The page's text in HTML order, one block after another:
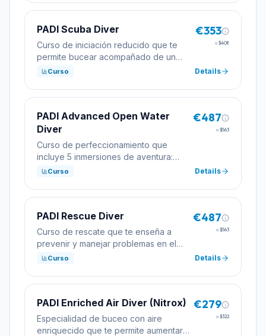
PADI Scuba Diver
Curso de iniciación reducido que te
permite bucear acompañado de un
profesional hasta 12 metros. Ideal para
€353
≈ $408
Curso Details
PADI Advanced Open Water
Diver
Curso de perfeccionamiento que
incluye 5 inmersiones de aventura:
navegación, profunda y 3
€487
≈ $563
Curso Details
PADI Rescue Diver
Curso de rescate que te enseña a
prevenir y manejar problemas en el
buceo. Requisito para niveles
€487
≈ $563
Curso Details
PADI Enriched Air Diver (Nitrox)
Especialidad de buceo con aire
enriquecido que te permite aumentar
€279
≈ $322